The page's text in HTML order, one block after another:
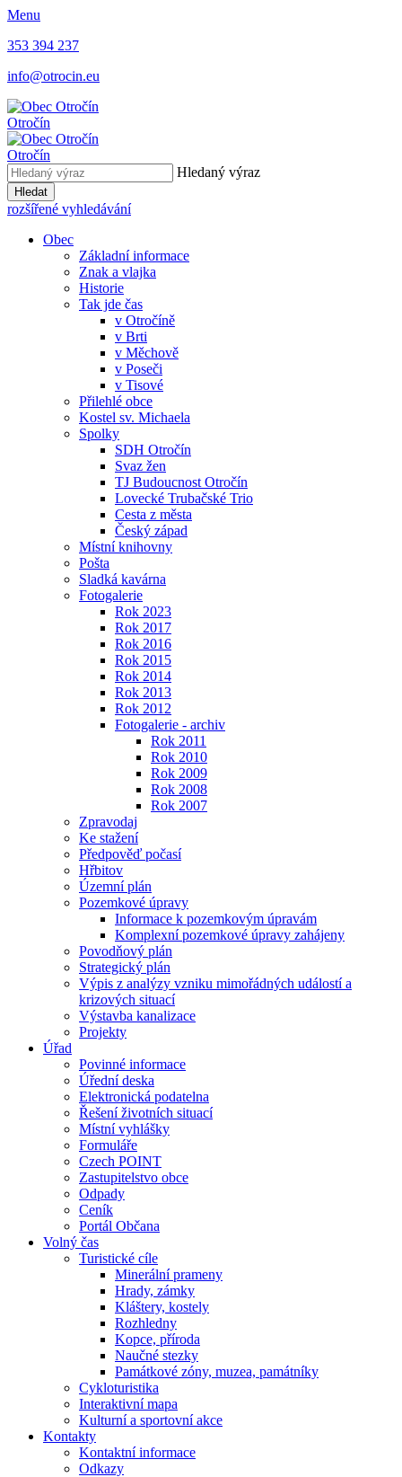
Menu
353 394 237
info@otrocin.eu
Otročín
Otročín
Hledaný výraz
Hledat
rozšířené vyhledávání
Obec
Základní informace
Znak a vlajka
Historie
Tak jde čas
v Otročíně
v Brti
v Měchově
v Poseči
v Tisové
Přilehlé obce
Kostel sv. Michaela
Spolky
SDH Otročín
Svaz žen
TJ Budoucnost Otročín
Lovecké Trubačské Trio
Cesta z města
Český západ
Místní knihovny
Pošta
Sladká kavárna
Fotogalerie
Rok 2023
Rok 2017
Rok 2016
Rok 2015
Rok 2014
Rok 2013
Rok 2012
Fotogalerie - archiv
Rok 2011
Rok 2010
Rok 2009
Rok 2008
Rok 2007
Zpravodaj
Ke stažení
Předpověď počasí
Hřbitov
Územní plán
Pozemkové úpravy
Informace k pozemkovým úpravám
Komplexní pozemkové úpravy zahájeny
Povodňový plán
Strategický plán
Výpis z analýzy vzniku mimořádných událostí a
krizových situací
Výstavba kanalizace
Projekty
Úřad
Povinné informace
Úřední deska
Elektronická podatelna
Řešení životních situací
Místní vyhlášky
Formuláře
Czech POINT
Zastupitelstvo obce
Odpady
Ceník
Portál Občana
Volný čas
Turistické cíle
Minerální prameny
Hrady, zámky
Kláštery, kostely
Rozhledny
Kopce, příroda
Naučné stezky
Památkové zóny, muzea, památníky
Cykloturistika
Interaktivní mapa
Kulturní a sportovní akce
Kontakty
Kontaktní informace
Odkazy